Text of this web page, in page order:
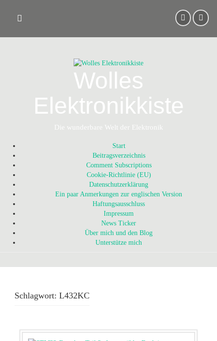
content
Wolles
Elektronikkiste
Die wunderbare Welt der Elektronik
Start
Beitragsverzeichnis
Comment Subscriptions
Cookie-Richtlinie (EU)
Datenschutzerklärung
Ein paar Anmerkungen zur englischen Version
Haftungsausschluss
Impressum
News Ticker
Über mich und den Blog
Unterstütze mich
Schlagwort: L432KC